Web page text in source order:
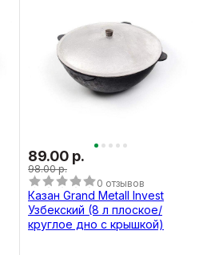
89.00 р.
98.00 р.
0 отзывов
Казан Grand Metall Invest
Узбекский (8 л плоское/
круглое дно с крышкой)